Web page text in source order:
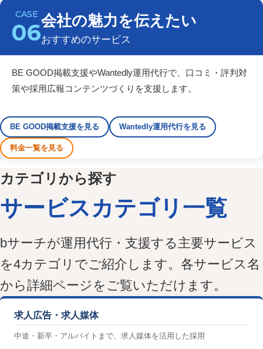
06会社の魅力を伝えたい
おすすめのサービス
BE GOOD掲載支援やWantedly運用代行で、口コミ・評判対
策や採用広報コンテンツづくりを支援します。
BE GOOD掲載支援を見る Wantedly運用代行を見る
料金一覧を見る
カテゴリから探す
サービスカテゴリ一覧
bサーチが運用代行・支援する主要サービス
を4カテゴリでご紹介します。各サービス名
から詳細ページをご覧いただけます。
求人広告・求人媒体
中途・新卒・アルバイトまで、求人媒体を活用した採用